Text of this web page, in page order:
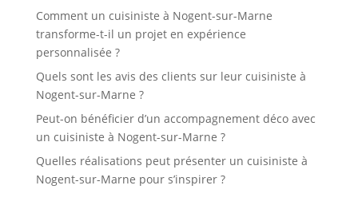
Comment un cuisiniste à Nogent-sur-Marne
transforme-t-il un projet en expérience
personnalisée ?
Quels sont les avis des clients sur leur cuisiniste à
Nogent-sur-Marne ?
Peut-on bénéficier d’un accompagnement déco avec
un cuisiniste à Nogent-sur-Marne ?
Quelles réalisations peut présenter un cuisiniste à
Nogent-sur-Marne pour s’inspirer ?